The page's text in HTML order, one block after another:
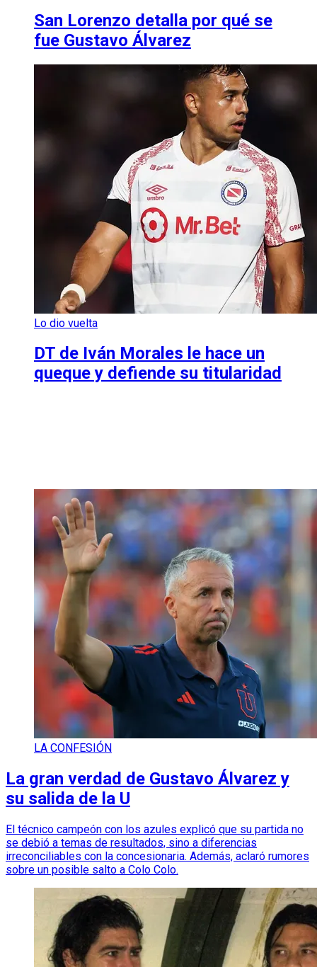
San Lorenzo detalla por qué se
fue Gustavo Álvarez
Lo dio vuelta
DT de Iván Morales le hace un
queque y defiende su titularidad
LA CONFESIÓN
La gran verdad de Gustavo Álvarez y
su salida de la U
El técnico campeón con los azules explicó que su partida no
se debió a temas de resultados, sino a diferencias
irreconciliables con la concesionaria. Además, aclaró rumores
sobre un posible salto a Colo Colo.